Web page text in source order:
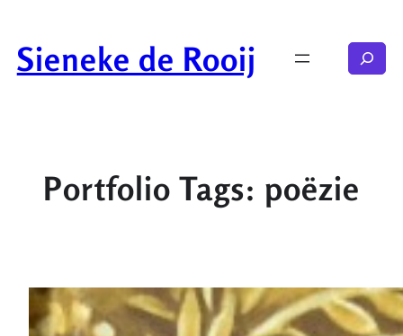
naar
deSieneke de Rooij Zoeken
Portfolio Tags: poëzie